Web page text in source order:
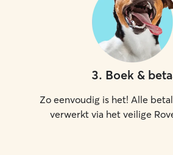
3. Boek &
Zo eenvoudig is het! Alle
verwerkt via het veilige